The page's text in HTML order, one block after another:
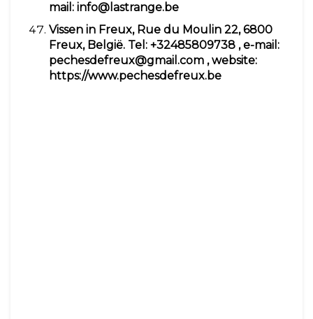
mail: info@lastrange.be
Vissen in Freux, Rue du Moulin 22, 6800
Freux, België. Tel: +32485809738 , e-mail:
pechesdefreux@gmail.com , website:
https://www.pechesdefreux.be